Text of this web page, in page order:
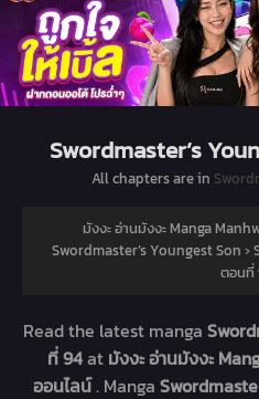
Swordmaster’s
All chapters are in
มังงะ อ่านมังงะ Manga
Swordmaster’s Youngest Son ›
ตอนที่
Read the latest manga
ที่ 94at มังงะ อ่านมังงะ
ออนไลน์. Manga